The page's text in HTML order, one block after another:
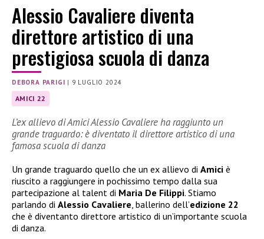
Alessio Cavaliere diventa
direttore artistico di una
prestigiosa scuola di danza
DEBORA PARIGI | 9 LUGLIO 2024
AMICI 22
L’ex allievo di Amici Alessio Cavaliere ha raggiunto un
grande traguardo: è diventato il direttore artistico di una
famosa scuola di danza
Un grande traguardo quello che un ex allievo di Amici è
riuscito a raggiungere in pochissimo tempo dalla sua
partecipazione al talent di Maria De Filippi. Stiamo
parlando di Alessio Cavaliere , ballerino dell’edizione 22
che è diventanto direttore artistico di un’importante scuola
di danza.